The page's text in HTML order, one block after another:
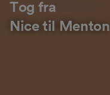
Tog fra
Nice til Menton